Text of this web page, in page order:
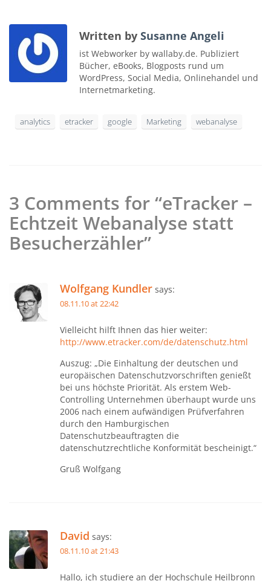
Written by Susanne Angeli
ist Webworker by wallaby.de. Publiziert
Bücher, eBooks, Blogposts rund um
WordPress, Social Media, Onlinehandel und
Internetmarketing.
analytics etracker google Marketing webanalyse
3 Comments for “eTracker –
Echtzeit Webanalyse statt
Besucherzähler”
Wolfgang Kundler says:
08.11.10 at 22:42
Vielleicht hilft Ihnen das hier weiter:
http://www.etracker.com/de/datenschutz.html
Auszug: „Die Einhaltung der deutschen und
europäischen Datenschutzvorschriften genießt
bei uns höchste Priorität. Als erstem Web-
Controlling Unternehmen überhaupt wurde uns
2006 nach einem aufwändigen Prüfverfahren
durch den Hamburgischen
Datenschutzbeauftragten die
datenschutzrechtliche Konformität bescheinigt.“
Gruß Wolfgang
David says:
08.11.10 at 21:43
Hallo, ich studiere an der Hochschule Heilbronn